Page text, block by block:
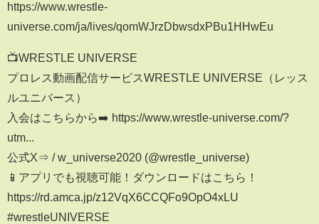
https://www.wrestle-
universe.com/ja/lives/qomWJrzDbwsdxPBu1HHwEu
📺WRESTLE UNIVERSE
プロレス動画配信サービスWRESTLE UNIVERSE（レッス
ルユニバース）
入会はこちらから➡️ https://www.wrestle-universe.com/?
utm...
公式X⇒ / w_universe2020 (@wrestle_universe)
📱アプリでも視聴可能！ダウンロードはこちら！
https://rd.amca.jp/z12VqX6CCQFo9OpO4xLU
#wrestleUNIVERSE